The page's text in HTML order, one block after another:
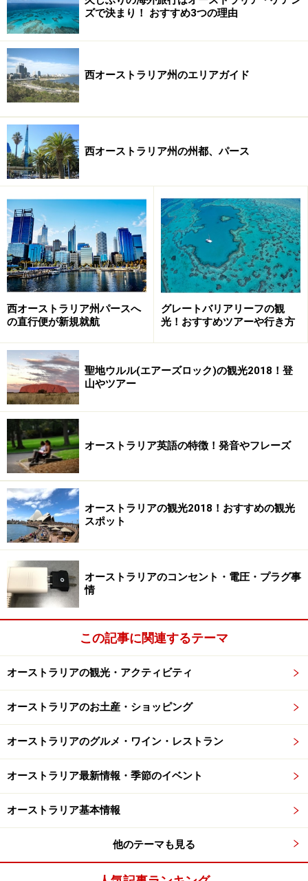
ズで決まり！ おすすめ3つの理由
西オーストラリア州のエリアガイド
西オーストラリア州の州都、パース
西オーストラリア州パースへ
の直行便が新規就航
グレートバリアリーフの観
光！おすすめツアーや行き方
聖地ウルル(エアーズロック)の観光2018！登
山やツアー
オーストラリア英語の特徴！発音やフレーズ
オーストラリアの観光2018！おすすめの観光
スポット
オーストラリアのコンセント・電圧・プラグ事
情
この記事に関連するテーマ
オーストラリアの観光・アクティビティ
オーストラリアのお土産・ショッピング
オーストラリアのグルメ・ワイン・レストラン
オーストラリア最新情報・季節のイベント
オーストラリア基本情報
他のテーマも見る